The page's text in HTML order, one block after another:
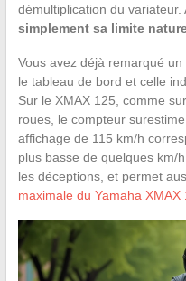
démultiplication du variateur.
simplement sa limite
Vous avez déjà remarqué
le tableau de bord et celle
Sur le XMAX 125, comme
roues, le compteur
affichage de 115 km/h
plus basse de quelques km/
les déceptions, et permet
maximale du Yamaha XMAX